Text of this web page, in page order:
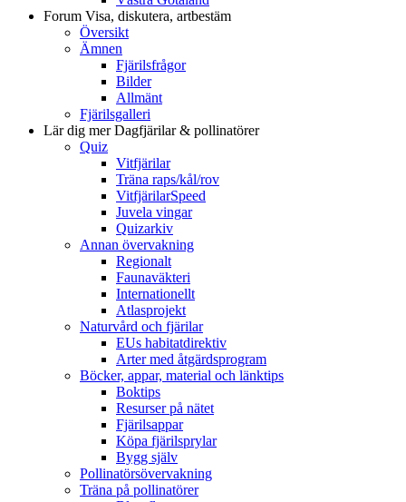
Forum Visa, diskutera, artbestäm
Översikt
Ämnen
Fjärilsfrågor
Bilder
Allmänt
Fjärilsgalleri
Lär dig merDagfjärilar & pollinatörer
Quiz
Vitfjärilar
Träna raps/kål/rov
VitfjärilarSpeed
Juvela vingar
Quizarkiv
Annan övervakning
Regionalt
Faunaväkteri
Internationellt
Atlasprojekt
Naturvård och fjärilar
EUs habitatdirektiv
Arter med åtgärdsprogram
Böcker, appar, material och länktips
Boktips
Resurser på nätet
Fjärilsappar
Köpa fjärilsprylar
Bygg själv
Pollinatörsövervakning
Träna på pollinatörer